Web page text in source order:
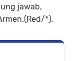
jawab,
*).